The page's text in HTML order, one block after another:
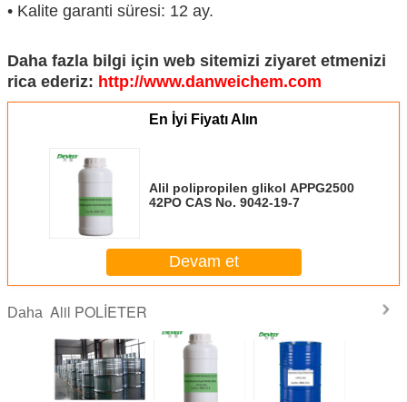
• Kalite garanti süresi: 12 ay.
Daha fazla bilgi için web sitemizi ziyaret etmenizi
rica ederiz: http://www.danweichem.com
En İyi Fiyatı Alın
Alil polipropilen glikol APPG2500
42PO CAS No. 9042-19-7
Devam et
Daha Alil POLİETER